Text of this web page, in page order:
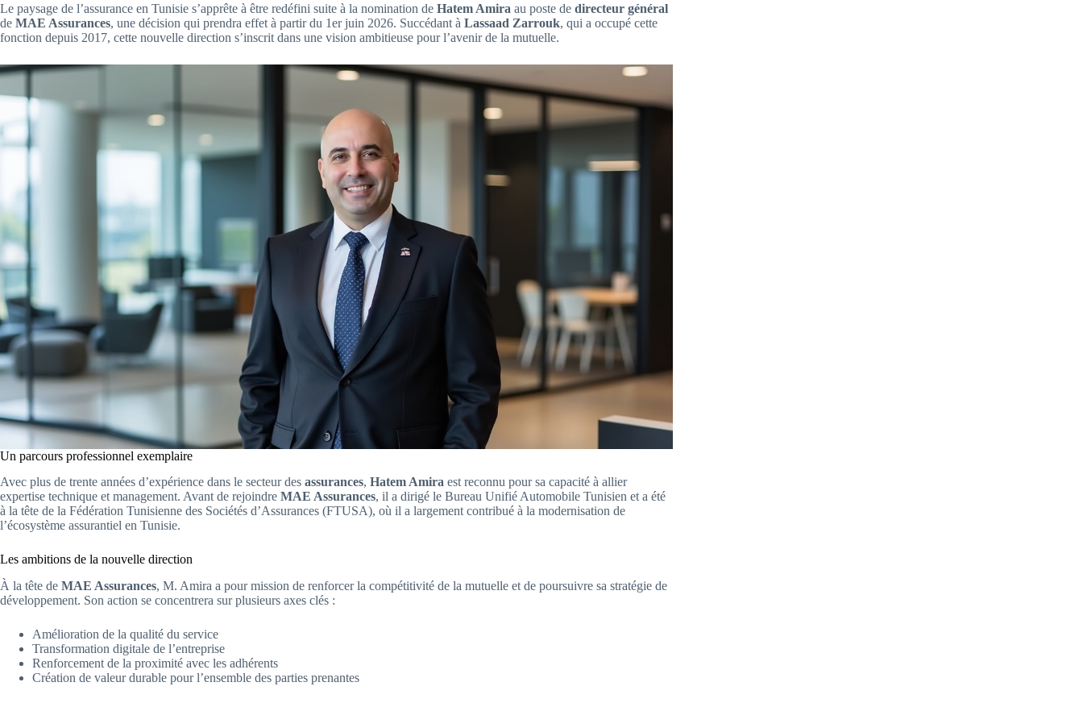
Le paysage de l’assurance en Tunisie s’apprête à être redéfini suite à la nomination de Hatem Amira au poste de directeur général
de MAE Assurances, une décision qui prendra effet à partir du 1er juin 2026. Succédant à Lassaad Zarrouk, qui a occupé cette
fonction depuis 2017, cette nouvelle direction s’inscrit dans une vision ambitieuse pour l’avenir de la mutuelle.
Un parcours professionnel exemplaire
Avec plus de trente années d’expérience dans le secteur des assurances, Hatem Amira est reconnu pour sa capacité à allier
expertise technique et management. Avant de rejoindre MAE Assurances, il a dirigé le Bureau Unifié Automobile Tunisien et a été
à la tête de la Fédération Tunisienne des Sociétés d’Assurances (FTUSA), où il a largement contribué à la modernisation de
l’écosystème assurantiel en Tunisie.
Les ambitions de la nouvelle direction
À la tête de MAE Assurances, M. Amira a pour mission de renforcer la compétitivité de la mutuelle et de poursuivre sa stratégie de
développement. Son action se concentrera sur plusieurs axes clés :
Amélioration de la qualité du service
Transformation digitale de l’entreprise
Renforcement de la proximité avec les adhérents
Création de valeur durable pour l’ensemble des parties prenantes